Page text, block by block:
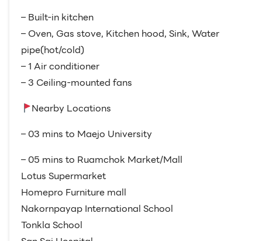
– Built-in kitchen
– Oven, Gas stove, Kitchen hood, Sink, Water
pipe(hot/cold)
– 1 Air conditioner
– 3 Ceiling-mounted fans
Nearby Locations
– 03 mins to Maejo University
– 05 mins to Ruamchok Market/Mall
Lotus Supermarket
Homepro Furniture mall
Nakornpayap International School
Tonkla School